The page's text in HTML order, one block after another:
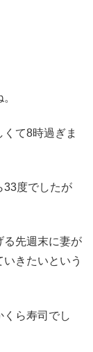
て8時過ぎま
33度でしたが
る先週末に妻が
きたいという
くら寿司でし